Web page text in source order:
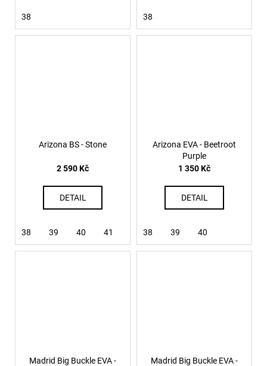
38 38
Arizona BS - Stone
2 590 Kč
DETAIL
38 39 40 41
Arizona EVA - Beetroot
Purple
1 350 Kč
DETAIL
38 39 40
Madrid Big Buckle EVA -
Madrid Big Buckle EVA -